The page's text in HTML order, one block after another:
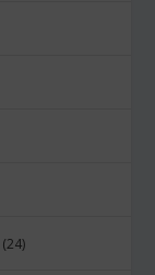
(24)